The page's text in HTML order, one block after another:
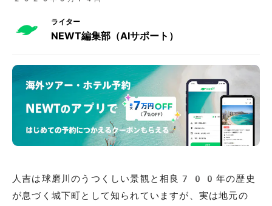
ライター
NEWT編集部（AIサポート）
人吉は球磨川のうつくしい景観と相良700年の歴史
が息づく城下町として知られていますが、実は地元の